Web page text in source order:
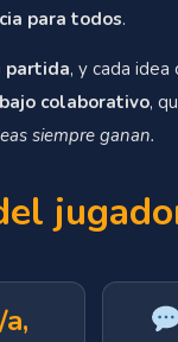
para todos.
partida, y cada idea
colaborativo,
siempre ganan.